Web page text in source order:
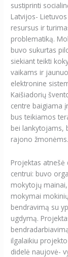
sustiprinti
Latvijos-
resursus ir
problematiką.
buvo sukurtas
siekiant teikti
vaikams ir
elektronine
Kaišiadorių
centre baigiama
bus teikiamos
bei lankytojams,
rajono žmonėms.
Projektas
centrui: buvo
mokytojų
mokymai
bendravimą su
ugdymą.
ilgalaikiu
didelė naujovė-